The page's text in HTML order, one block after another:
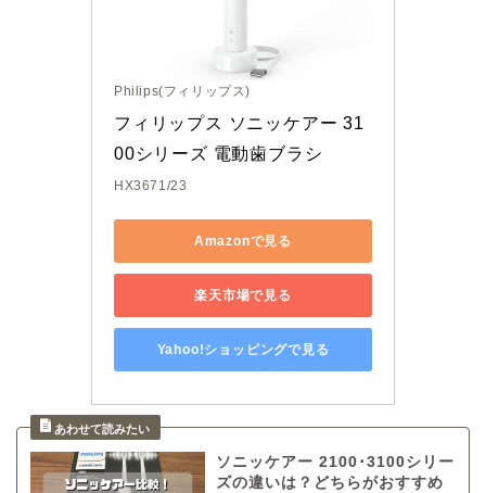
Philips(フィリップス)
フィリップス ソニッケアー 31
00シリーズ 電動歯ブラシ
HX3671/23
Amazonで見る
楽天市場で見る
Yahoo!ショッピングで見る
ソニッケアー 2100･3100シリー
ズの違いは？どちらがおすすめ